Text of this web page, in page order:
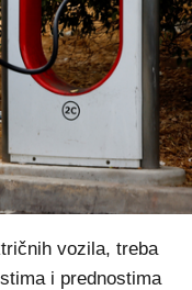
vozila, treba
i prednostima